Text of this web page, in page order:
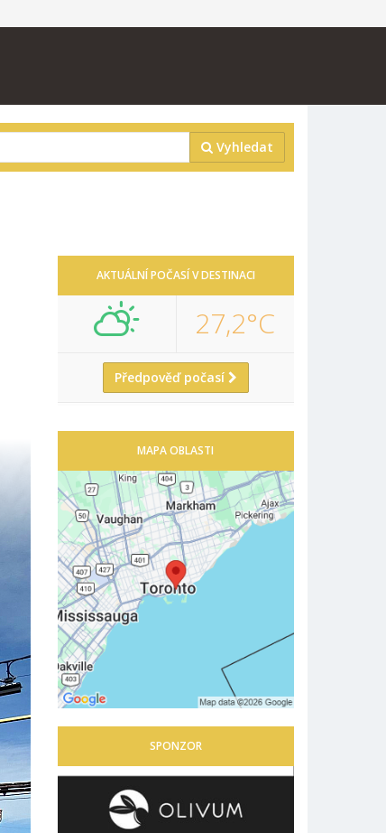
Vyhledat
AKTUÁLNÍ POČASÍ V DESTINACI
27,2°C
Předpověď počasí
MAPA OBLASTI
SPONZOR